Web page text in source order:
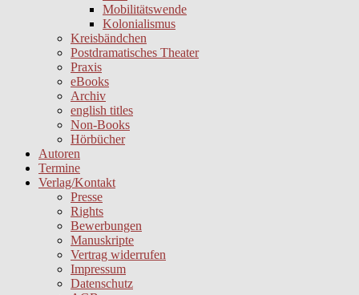
Mobilitätswende
Kolonialismus
Kreisbändchen
Postdramatisches Theater
Praxis
eBooks
Archiv
english titles
Non-Books
Hörbücher
Autoren
Termine
Verlag/Kontakt
Presse
Rights
Bewerbungen
Manuskripte
Vertrag widerrufen
Impressum
Datenschutz